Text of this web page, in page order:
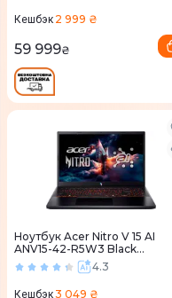
Кешбэк 2 999 ₴
59 999₴
Ноутбук Acer Nitro V 15 AI
ANV15-42-R5W3 Black
(NH.U31EU.00C)4.3
Кешбэк3 049 ₴